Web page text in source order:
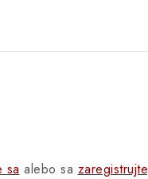
sa alebo sa zaregistrujte